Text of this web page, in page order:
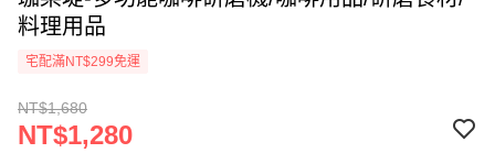
料理用品
宅配滿NT$299免運
NT$1,680
NT$1,280